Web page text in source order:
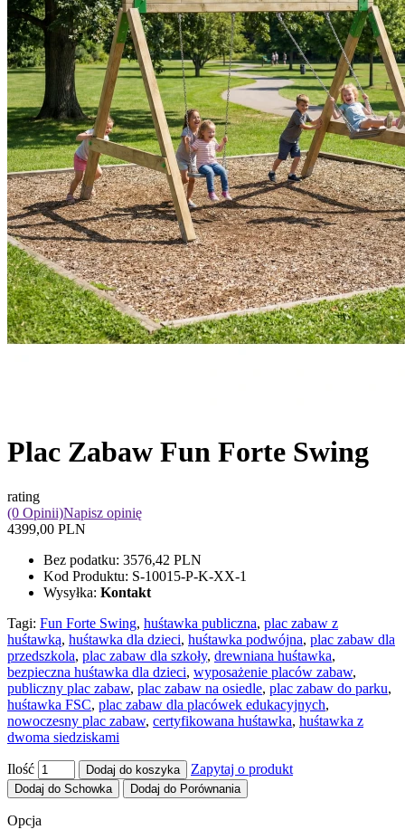
Plac Zabaw Fun Forte Swing
rating
(0 Opinii)Napisz opinię
4399,00 PLN
Bez podatku: 3576,42 PLN
Kod Produktu: S-10015-P-K-XX-1
Wysyłka: Kontakt
Tagi: Fun Forte Swing, huśtawka publiczna, plac zabaw z
huśtawką, huśtawka dla dzieci, huśtawka podwójna, plac zabaw dla
przedszkola, plac zabaw dla szkoły, drewniana huśtawka,
bezpieczna huśtawka dla dzieci, wyposażenie placów zabaw,
publiczny plac zabaw, plac zabaw na osiedle, plac zabaw do parku,
huśtawka FSC, plac zabaw dla placówek edukacyjnych,
nowoczesny plac zabaw, certyfikowana huśtawka, huśtawka z
dwoma siedziskami
Ilość Dodaj do koszyka Zapytaj o produkt
Dodaj do Schowka Dodaj do Porównania
Opcja